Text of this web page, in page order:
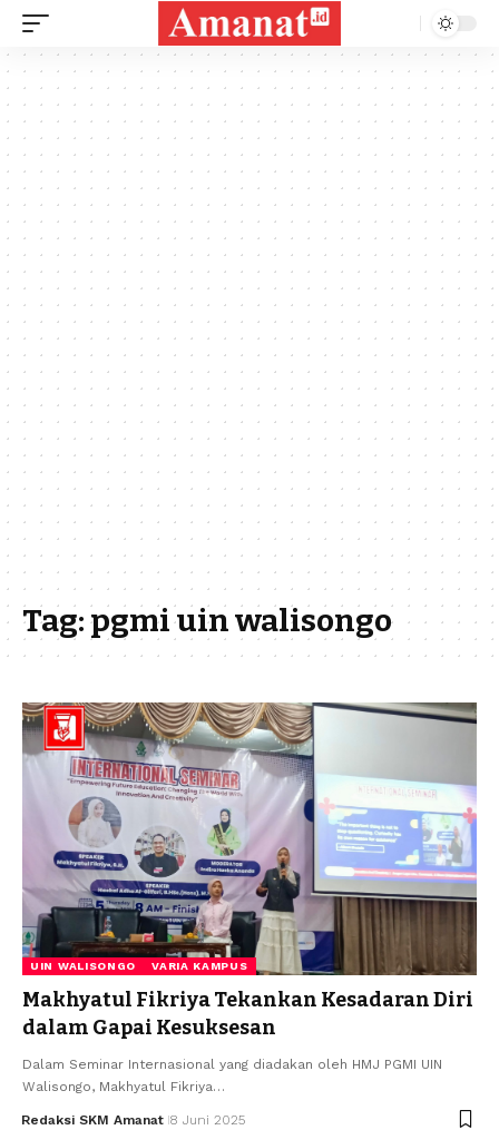
Tag:pgmi uin walisongo
UIN WALISONGO VARIA KAMPUS
Makhyatul Fikriya Tekankan Kesadaran Diri
dalam Gapai Kesuksesan
Dalam Seminar Internasional yang diadakan oleh HMJ PGMI UIN
Walisongo, Makhyatul Fikriya…
Redaksi SKM Amanat 8 Juni 2025